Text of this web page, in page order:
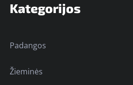
Kategorijos
Padangos
Žieminės